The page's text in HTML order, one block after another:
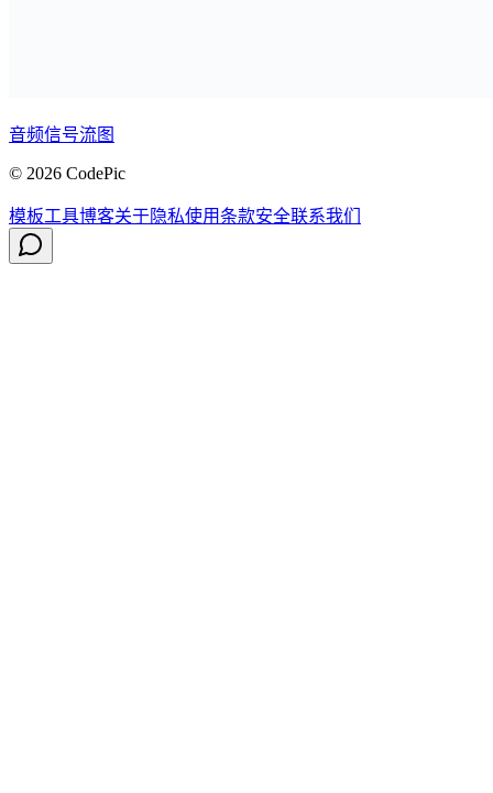
音频信号流图
© 2026 CodePic
模板工具博客关于隐私使用条款安全联系我们